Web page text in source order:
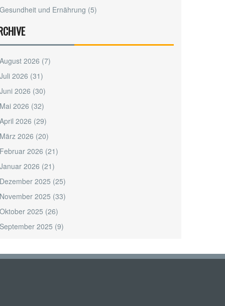
Gesundheit und Ernährung (5)
August 2026 (7)
Juli 2026 (31)
Juni 2026 (30)
Mai 2026 (32)
April 2026 (29)
März 2026 (20)
Februar 2026 (21)
Januar 2026 (21)
Dezember 2025 (25)
November 2025 (33)
Oktober 2025 (26)
September 2025 (9)